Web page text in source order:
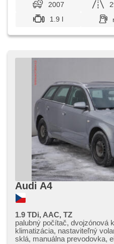
2007
1.9 l
Audi A4
1.9 TDi, AAC, TZ
palubný počítač, dvojzónová
klimatizácia, nastaviteľný
sklá, manuálna prevodovka,